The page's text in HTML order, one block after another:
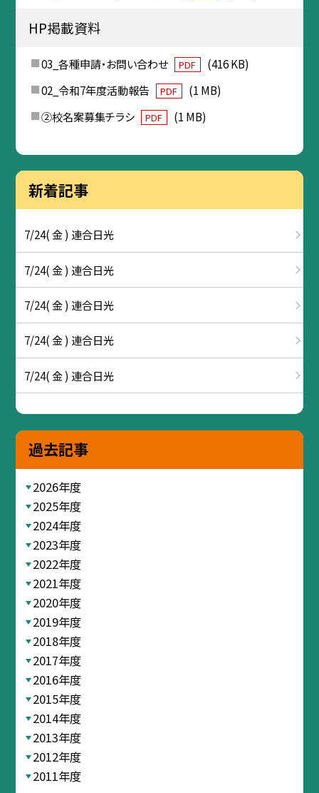
HP掲載資料
03_各種申請・お問い合わせ PDF
(416 KB)
02_令和7年度活動報告
PDF
(1 MB)
②校名案募集チラシ
PDF (1 MB)
新着記事
7/24( 金 ) 連合日光
7/24( 金 ) 連合日光
7/24( 金 ) 連合日光
7/24( 金 ) 連合日光
7/24( 金 ) 連合日光
過去記事
2026年度
2025年度
2024年度
2023年度
2022年度
2021年度
2020年度
2019年度
2018年度
2017年度
2016年度
2015年度
2014年度
2013年度
2012年度
2011年度